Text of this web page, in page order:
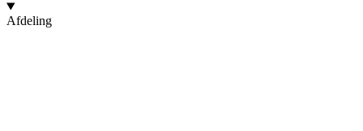
Afdeling